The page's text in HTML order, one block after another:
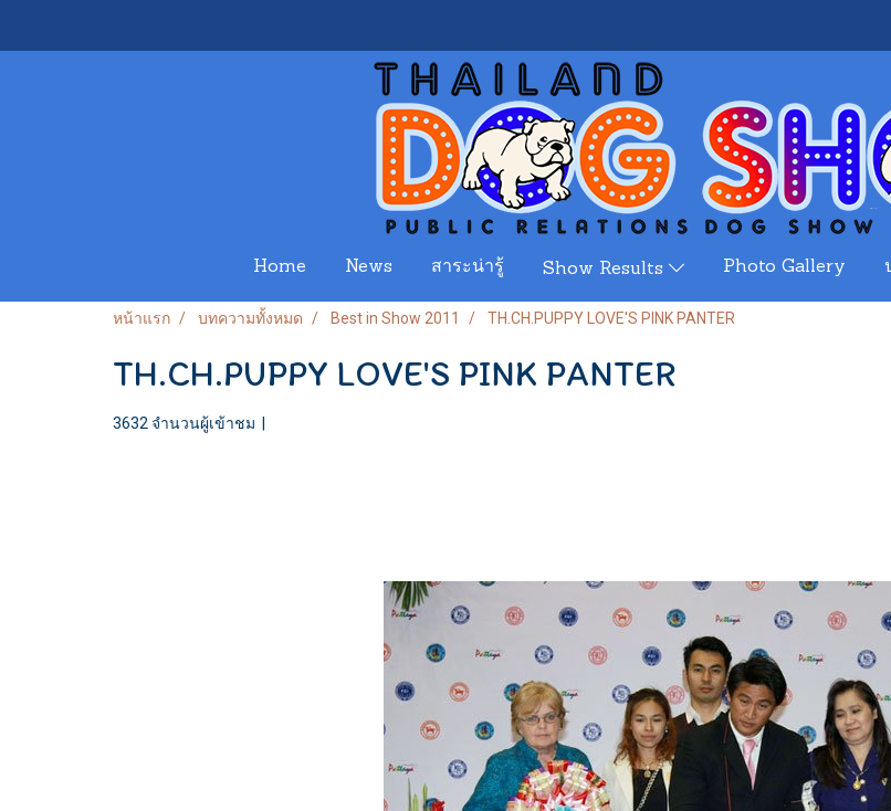
Home News สาระน่ารู้ Show Results Photo Gallery
หน้าแรก บทความทั้งหมด Best in Show 2011 TH.CH.PUPPY LOVE'S PINK PANTER
TH.CH.PUPPY LOVE'S PINK PANTER
3632 จำนวนผู้เข้าชม |